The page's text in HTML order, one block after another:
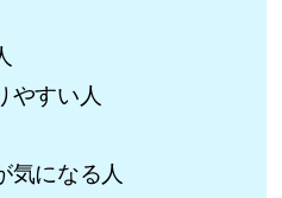
やすい人
気になる人